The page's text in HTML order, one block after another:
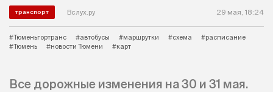
транспорт Вслух.ру 29 мая, 18:24
#Тюменьгортранс #автобусы #маршрутки #схема
#расписание
#Тюмень
#новости Тюмени #карт
Все дорожные изменения на 30 и 31 мая.